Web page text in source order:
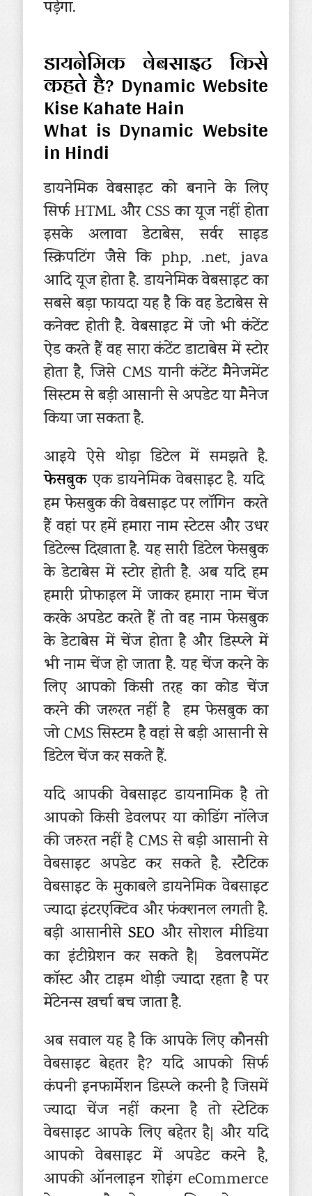
पड़ेगा.
डायनेमिक वेबसाइट किसे
कहते है? Dynamic Website
Kise Kahate Hain
What is Dynamic Website
in Hindi
डायनेमिक वेबसाइट को बनाने के लिए
सिर्फ HTML और CSS का यूज नहीं होता
इसके अलावा डेटाबेस, सर्वर साइड
स्क्रिपटिंग जैसे कि php, .net, java
आदि यूज होता है. डायनेमिक वेबसाइट का
सबसे बड़ा फायदा यह है कि वह डेटाबेस से
कनेक्ट होती है. वेबसाइट में जो भी कंटेंट
ऐड करते हैं वह सारा कंटेंट डाटाबेस में स्टोर
होता है, जिसे CMS यानी कंटेंट मैनेजमेंट
सिस्टम से बड़ी आसानी से अपडेट या मैनेज
किया जा सकता है.
आइये ऐसे थोड़ा डिटेल में समझते है.
फेसबुकएक डायनेमिक वेबसाइट है. यदि
हम फेसबुक की वेबसाइट पर लॉगिन करते
हैं वहां पर हमें हमारा नाम स्टेटस और उधर
डिटेल्स दिखाता है. यह सारी डिटेल फेसबुक
के डेटाबेस में स्टोर होती है. अब यदि हम
हमारी प्रोफाइल में जाकर हमारा नाम चेंज
करके अपडेट करते हैं तो वह नाम फेसबुक
के डेटाबेस में चेंज होता है और डिस्प्ले में
भी नाम चेंज हो जाता है. यह चेंज करने के
लिए आपको किसी तरह का कोड चेंज
करने की जरूरत नहीं है हम फेसबुक का
जो CMS सिस्टम है वहां से बड़ी आसानी से
डिटेल चेंज कर सकते हैं.
यदि आपकी वेबसाइट डायनामिक है तो
आपको किसी डेवलपर या कोडिंग नॉलेज
की जरुरत नहीं है CMS से बड़ी आसानी से
वेबसाइट अपडेट कर सकते है. स्टैटिक
वेबसाइट के मुकाबले डायनेमिक वेबसाइट
ज्यादा इंटरएक्टिव और फंक्शनल लगती है.
बड़ी आसानीसेSEO और सोशल मीडिया
का इंटीग्रेशन कर सकते है| डेवलपमेंट
कॉस्ट और टाइम थोड़ी ज्यादा रहता है पर
मेंटेनन्स खर्चा बच जाता है.
अब सवाल यह है कि आपके लिए कौनसी
वेबसाइट बेहतर है? यदि आपको सिर्फ
कंपनी इनफार्मेशन डिस्प्ले करनी है जिसमें
ज्यादा चेंज नहीं करना है तो स्टेटिक
वेबसाइट आपके लिए बहेतर है| और यदि
आपको वेबसाइट में अपडेट करने है,
आपकी ऑनलाइन शोइंग eCommerce